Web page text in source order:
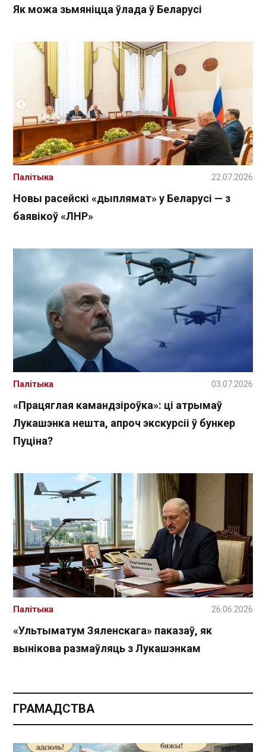
Як можа зьмяніцца ўлада ў Беларусі
Новы расейскі «дыплямат» у Беларусі — з
баявікоў «ЛНР»
Палітыка 22.07.2026
«Працяглая камандзіроўка»: ці атрымаў
Лукашэнка нешта, апроч экскурсіі ў бункер
Пуціна?
Палітыка 03.07.2026
«Ультыматум Зяленскага» паказаў, як
вынікова размаўляць з Лукашэнкам
Палітыка 26.06.2026
ГРАМАДСТВА